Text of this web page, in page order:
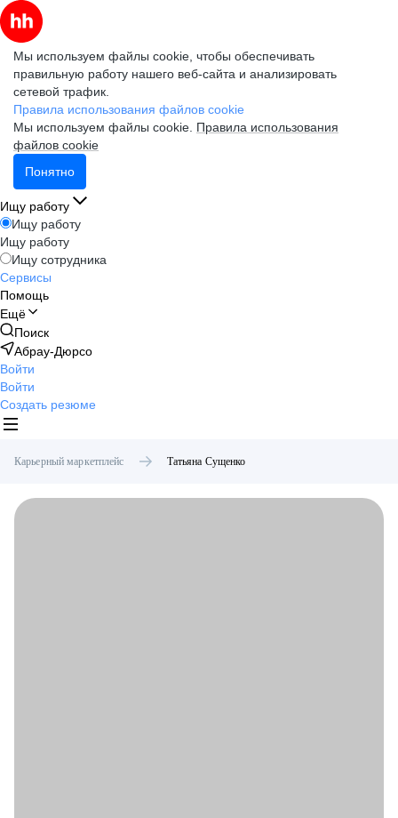
Мы используем файлы cookie, чтобы обеспечивать
правильную работу нашего веб-сайта и анализировать
сетевой трафик.
Правила использования файлов cookie
Мы используем файлы cookie. Правила использования
файлов cookie
Понятно
Ищу работу
Ищу работу
Ищу работу
Ищу сотрудника
Сервисы
Помощь
Ещё
Поиск
Абрау-Дюрсо
Войти
Войти
Создать резюме
Карьерный маркетплейс Татьяна Сущенко